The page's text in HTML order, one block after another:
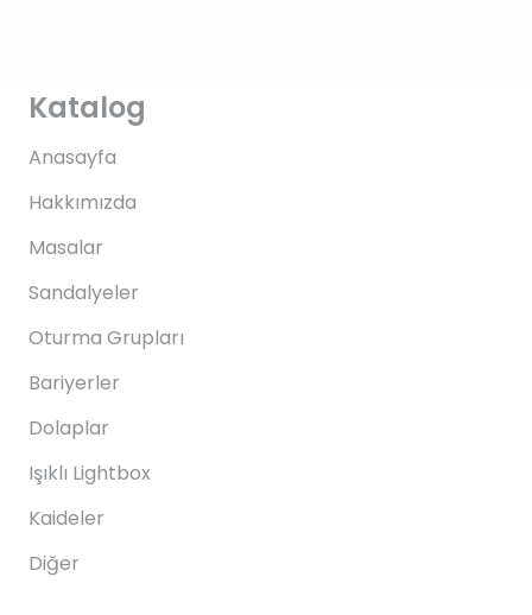
Katalog
Anasayfa
Hakkımızda
Masalar
Sandalyeler
Oturma Grupları
Bariyerler
Dolaplar
Işıklı Lightbox
Kaideler
Diğer